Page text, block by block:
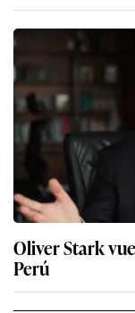
Oliver Stark
Perú